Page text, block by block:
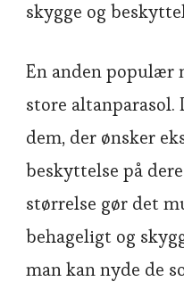
skygge og
En anden populær
store altanparasol.
dem, der ønsker
beskyttelse på
størrelse gør det
behageligt og
man kan nyde de